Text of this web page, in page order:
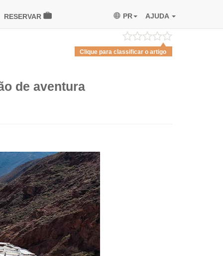
RESERVAR PR AJUDA
Clique para classificar o artigo
de aventura